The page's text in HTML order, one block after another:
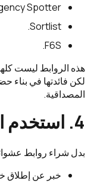
Spotter.
Sortlist.
F6S.
لكن فائدتها في بناء
المصداقية.
4. استخدم العلاقات العامة الرقمية
بدل شراء روابط
خبر عن إطلاق